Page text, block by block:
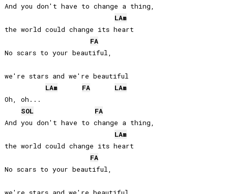
And you don't have to change a thing,
LAm
the world could change its heart
FA
No scars to your beautiful,
we're stars and we're beautiful
LAm FA LAm
Oh, oh...
SOL
FA
And you don't have to change a thing,
LAm
the world could change its heart
FA
No scars to your beautiful,